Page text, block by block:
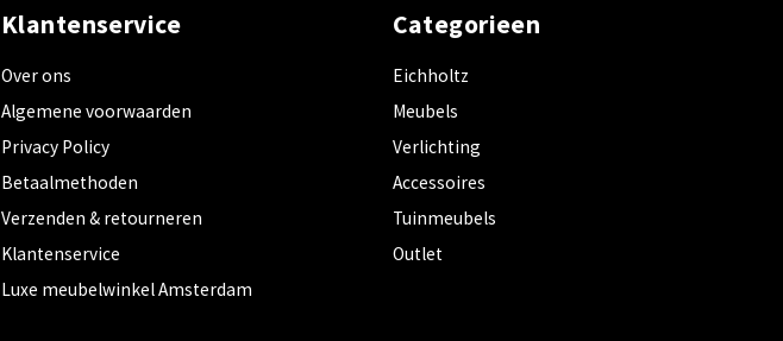
Klantenservice
Over ons
Algemene voorwaarden
Privacy Policy
Betaalmethoden
Verzenden & retourneren
Klantenservice
Luxe meubelwinkel Amsterdam
Categorieen
Eichholtz
Meubels
Verlichting
Accessoires
Tuinmeubels
Outlet